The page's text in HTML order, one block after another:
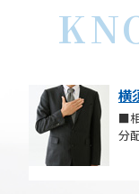
横
■
分